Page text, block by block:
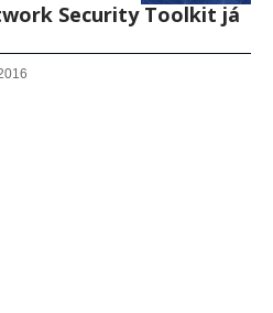
Security Toolkit já